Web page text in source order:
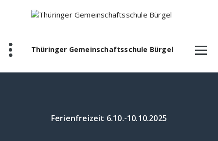
Thüringer Gemeinschaftsschule Bürgel
Ferienfreizeit 6.10.-10.10.2025